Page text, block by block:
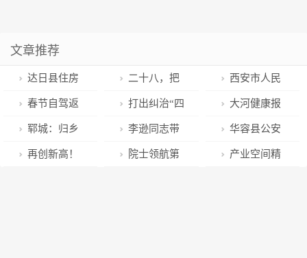
文章推荐
达日县住房
和城乡建设局
开展春节前走
访慰问退休老
二十八，把
面发
西安市人民
医院（西安市
第四医院）召
开2022年度表
春节自驾返
乡，“阳康”者
谨防“药驾”风
打出纠治“四
风”组合拳 守
好“廉关”过廉
大河健康报
倡议：带药返
乡，带爱回家
郓城：归乡
英才茶话会
李逊同志带
队开展春节前
华容县公安
局党委开展春
再创新高！ 院士领航第 产业空间精